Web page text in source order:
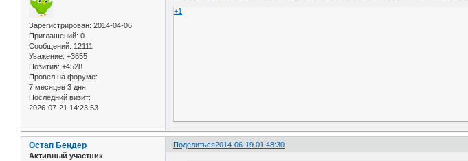
Зарегистрирован: 2014-04-06
Приглашений: 0
Сообщений: 12111
Уважение: +3655
Позитив: +4528
Провел на форуме:
7 месяцев 3 дня
Последний визит:
2026-07-21 14:23:53
+1
Поделиться2014-06-19 01:48:30
Остап Бендер
Активный участник